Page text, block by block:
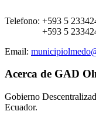
Telefono: +593 5
+593 5
Email:
Acerca de GAD
Gobierno
Ecuador.